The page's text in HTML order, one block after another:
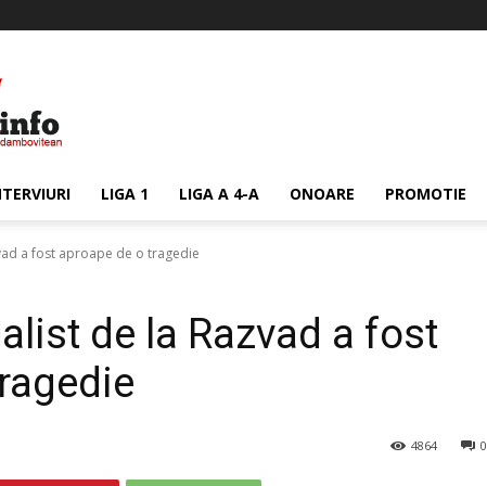
LIGA 1 LIGA A 4-A ONOARE PROMOTIE
a fost aproape de o tragedie
de la Razvad a fost
0
4864